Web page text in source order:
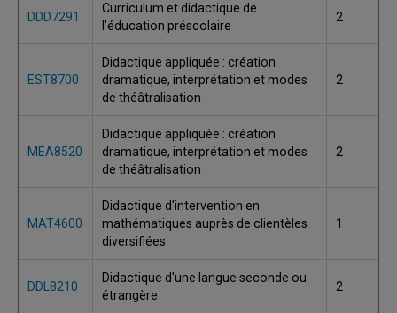
DDD7291
Curriculum et didactique de
l'éducation préscolaire
2
EST8700
Didactique appliquée : création
dramatique, interprétation et modes
de théâtralisation
2
MEA8520
Didactique appliquée : création
dramatique, interprétation et modes
de théâtralisation
2
MAT4600
Didactique d'intervention en
mathématiques auprès de clientèles
diversifiées
1
DDL8210
Didactique d'une langue seconde ou
étrangère
2